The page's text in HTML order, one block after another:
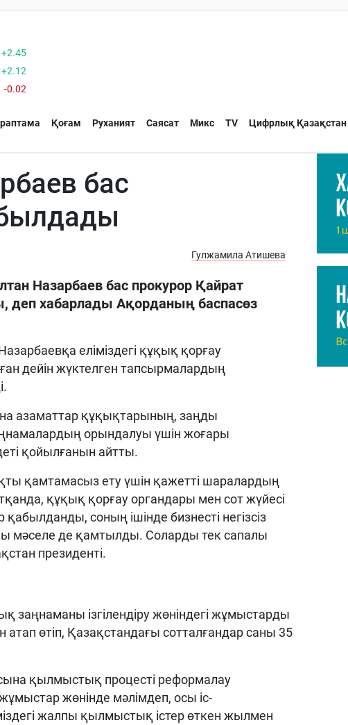
+2.45
+2.12
-0.02
Қоғам Руханият Саясат Микс TV Цифрлық Қазақстан
бас
Гулжамила Атишева
Назарбаев бас прокурор Қайрат
хабарлады Ақорданың баспасөз
еліміздегі құқық қорғау
дейін жүктелген тапсырмалардың
азаматтар құқықтарының, заңды
орындалуы үшін жоғары
қойылғанын айтты.
қамтамасыз ету үшін қажетті шаралардың
құқық қорғау органдары мен сот жүйесі
соның ішінде бизнесті негізсіз
мәселе де қамтылды. Соларды тек сапалы
президенті.
заңнаманы ізгілендіру жөніндегі жұмыстарды
өтіп, Қазақстандағы сотталғандар саны 35
қылмыстық процесті реформалау
жөнінде мәлімдеп, осы іс-
жалпы қылмыстық істер өткен жылмен